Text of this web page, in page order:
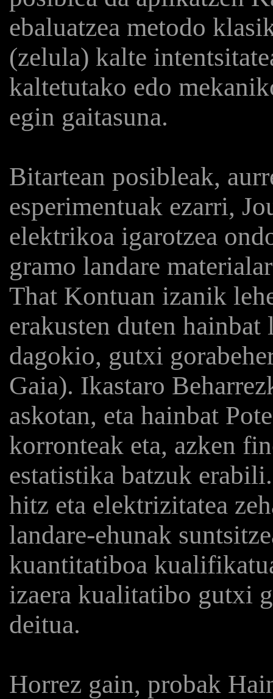
ebaluatzea metodo
(zelula) kalte
kaltetutako edo
egin gaitasuna.
Bitartean posibleak,
esperimentuak ezarri,
elektrikoa igarotzea
gramo landare
That Kontuan izanik
erakusten duten
dagokio, gutxi
Gaia). Ikastaro
askotan, eta hainbat
korronteak eta, azken
estatistika batzuk
hitz eta elektrizitatea
landare-ehunak
kuantitatiboa
izaera kualitatibo gutxi
deitua.
Horrez gain, probak